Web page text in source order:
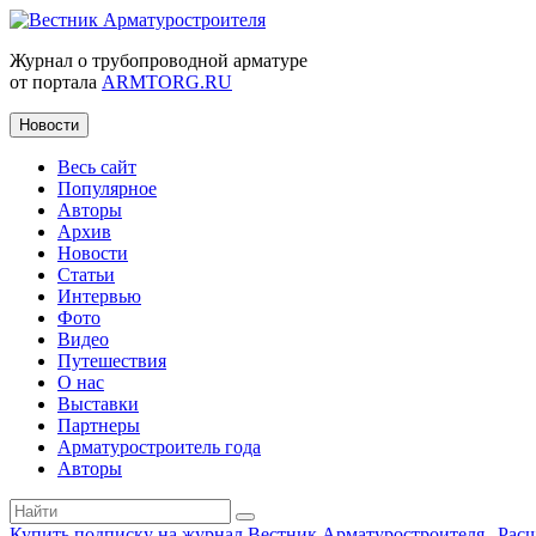
Журнал о трубопроводной арматуре
от портала ARMTORG.RU
Новости
Весь сайт
Популярное
Авторы
Архив
Новости
Статьи
Интервью
Фото
Видео
Путешествия
О нас
Выставки
Партнеры
Арматуростроитель года
Авторы